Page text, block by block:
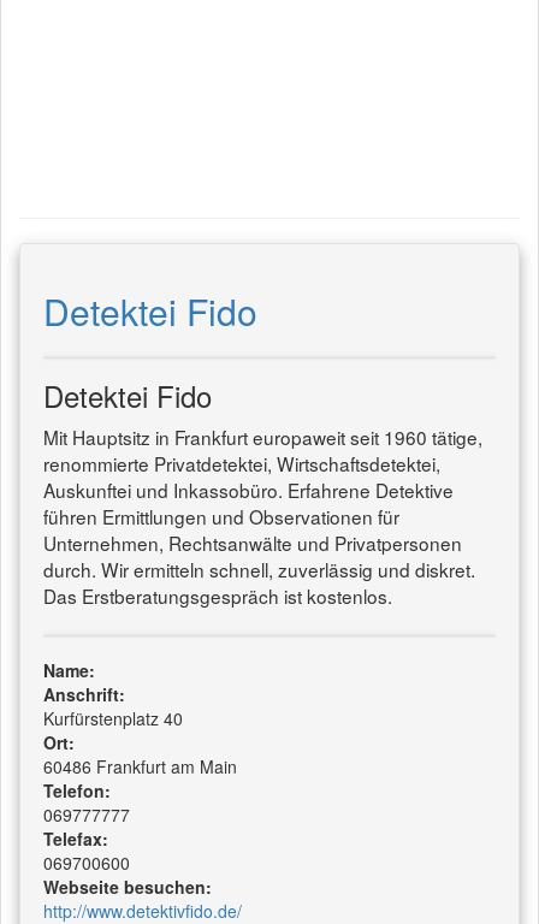
Detektei Fido
Detektei Fido
Mit Hauptsitz in Frankfurt europaweit seit 1960 tätige,
renommierte Privatdetektei, Wirtschaftsdetektei,
Auskunftei und Inkassobüro. Erfahrene Detektive
führen Ermittlungen und Observationen für
Unternehmen, Rechtsanwälte und Privatpersonen
durch. Wir ermitteln schnell, zuverlässig und diskret.
Das Erstberatungsgespräch ist kostenlos.
Name:
Anschrift:
Kurfürstenplatz 40
Ort:
60486 Frankfurt am Main
Telefon:
069777777
Telefax:
069700600
Webseite besuchen:
http://www.detektivfido.de/